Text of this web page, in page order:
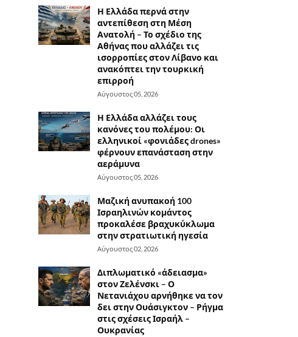
Η Ελλάδα περνά στην
αντεπίθεση στη Μέση
Ανατολή – Το σχέδιο της
Αθήνας που αλλάζει τις
ισορροπίες στον Λίβανο και
ανακόπτει την τουρκική
επιρροή
Αύγουστος 05, 2026
Η Ελλάδα αλλάζει τους
κανόνες του πολέμου: Οι
ελληνικοί «φονιάδες drones»
φέρνουν επανάσταση στην
αεράμυνα
Αύγουστος 05, 2026
Μαζική ανυπακοή 100
Ισραηλινών κομάντος
προκαλέσε βραχυκύκλωμα
στην στρατιωτική ηγεσία
Αύγουστος 02, 2026
Διπλωματικό «άδειασμα»
στον Ζελένσκι – Ο
Νετανιάχου αρνήθηκε να τον
δει στην Ουάσιγκτον – Ρήγμα
στις σχέσεις Ισραήλ –
Ουκρανίας